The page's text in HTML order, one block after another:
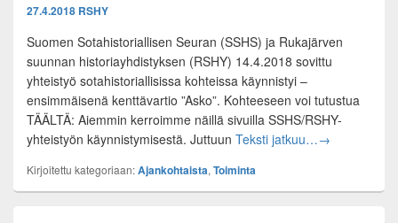
27.4.2018 RSHY
Suomen Sotahistoriallisen Seuran (SSHS) ja Rukajärven
suunnan historiayhdistyksen (RSHY) 14.4.2018 sovittu
yhteistyö sotahistoriallisissa kohteissa käynnistyi –
ensimmäisenä kenttävartio ”Asko”. Kohteeseen voi tutustua
TÄÄLTÄ: Aiemmin kerroimme näillä sivuilla SSHS/RSHY-
yhteistyön käynnistymisestä. Juttuun Teksti jatkuu…Yhteistyössä
→
Kirjoitettu kategoriaan:Ajankohtaista, Toiminta